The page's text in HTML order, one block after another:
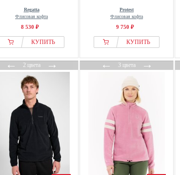
Regatta
Флисовая кофта
8 530 ₽
КУПИТЬ
Protest
Флисовая кофта
9 750 ₽
КУПИТЬ
←2 цвета→ ←3 цвета→